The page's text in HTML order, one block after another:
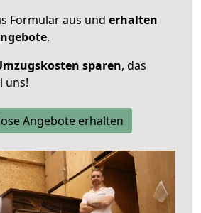
Formular aus und erhalten
.
sparen, das
uns!
Angebote erhalten